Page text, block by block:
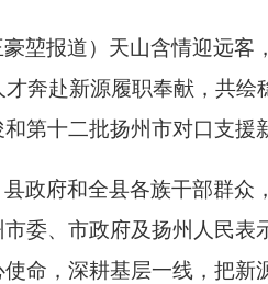
堃报道）天山含情迎远
奔赴新源履职奉献，共
第十二批扬州市对口支
政府和全县各族干部群
委、市政府及扬州人民
命，深耕基层一线，把